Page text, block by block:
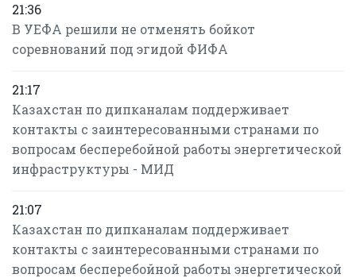
21:36
В УЕФА решили не отменять бойкот
соревнований под эгидой ФИФА
21:17
Казахстан по дипканалам поддерживает
контакты с заинтересованными странами по
вопросам бесперебойной работы энергетической
инфраструктуры - МИД
21:07
Казахстан по дипканалам поддерживает
контакты с заинтересованными странами по
вопросам бесперебойной работы энергетической